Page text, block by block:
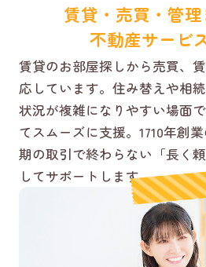
賃貸・売買・管
不動産サービ
賃貸のお部屋探しから売買、
応しています。住み替えや相
状況が複雑になりやすい場面
てスムーズに支援。1710年創
期の取引で終わらない「長く
してサポートします。